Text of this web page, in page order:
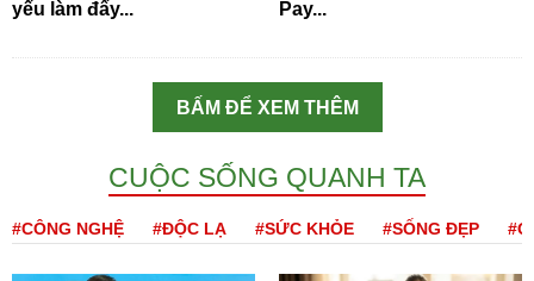
yếu làm đẩy... Pay...
BẤM ĐỂ XEM THÊM
CUỘC SỐNG QUANH TA
#CÔNG NGHỆ #ĐỘC LẠ #SỨC KHỎE #SỐNG ĐẸP